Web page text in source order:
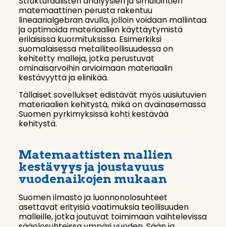
matemaattinen perusta rakentuu
lineaarialgebran avulla, jolloin voidaan mallintaa
ja optimoida materiaalien käyttäytymistä
erilaisissa kuormituksissa. Esimerkiksi
suomalaisessa metalliteollisuudessa on
kehitetty malleja, jotka perustuvat
ominaisarvoihin arvioimaan materiaalin
kestävyyttä ja elinikää.
Tällaiset sovellukset edistävät myös uusiutuvien
materiaalien kehitystä, mikä on avainasemassa
Suomen pyrkimyksissä kohti kestävää
kehitystä.
Matemaattisten mallien
kestävyys ja joustavuus
vuodenaikojen mukaan
Suomen ilmasto ja luonnonolosuhteet
asettavat erityisiä vaatimuksia teollisuuden
malleille, jotka joutuvat toimimaan vaihtelevissa